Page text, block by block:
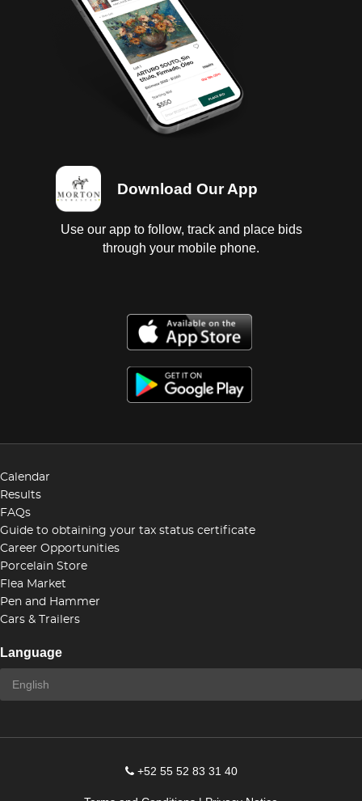
Download Our App
Use our app to follow, track and place bids
through your mobile phone.
Calendar
Results
FAQs
Guide to obtaining your tax status certificate
Career Opportunities
Porcelain Store
Flea Market
Pen and Hammer
Cars & Trailers
Language
+52 55 52 83 31 40